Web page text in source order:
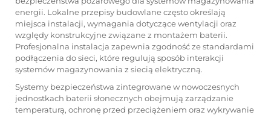
energii. Lokalne przepisy budowlane często określają
miejsca instalacji, wymagania dotyczące wentylacji oraz
względy konstrukcyjne związane z montażem baterii.
Profesjonalna instalacja zapewnia zgodność ze standardami
podłączenia do sieci, które regulują sposób interakcji
systemów magazynowania z siecią elektryczną.
Systemy bezpieczeństwa zintegrowane w nowoczesnych
jednostkach baterii słonecznych obejmują zarządzanie
temperaturą, ochronę przed przeciążeniem oraz wykrywanie